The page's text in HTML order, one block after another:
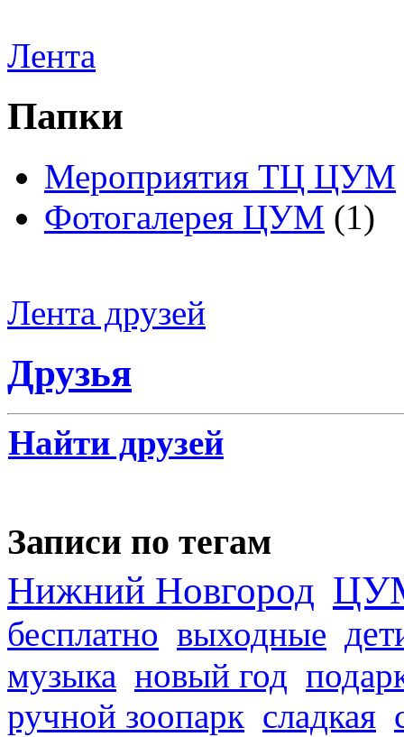
Лента
Папки
Мероприятия ТЦ ЦУМ
Фотогалерея ЦУМ (1)
Лента друзей
Друзья
Найти друзей
Записи по тегам
Нижний Новгород
бесплатно выходные
музыка новый год
ручной зоопарк сладкая